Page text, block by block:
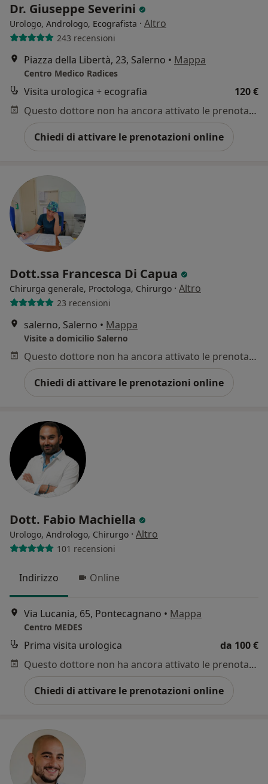
Dr. Giuseppe Severini
Urologo, Andrologo, Ecografista · Altro
243 recensioni
Piazza della Libertà, 23, Salerno • Mappa
Centro Medico Radices
Visita urologica + ecografia
120 €
Questo dottore non ha ancora attivato le prenotazioni online presso questo indirizzo.
Chiedi di attivare le prenotazioni online
Dott.ssa Francesca Di Capua
Chirurga generale, Proctologa, Chirurgo · Altro
23 recensioni
salerno, Salerno • Mappa
Visite a domicilio Salerno
Questo dottore non ha ancora attivato le prenotazioni online presso questo indirizzo.
Chiedi di attivare le prenotazioni online
Dott. Fabio Machiella
Urologo, Andrologo, Chirurgo · Altro
101 recensioni
Indirizzo Online
Via Lucania, 65, Pontecagnano • Mappa
Centro MEDES
Prima visita urologica
da 100 €
Questo dottore non ha ancora attivato le prenotazioni online presso questo indirizzo.
Chiedi di attivare le prenotazioni online